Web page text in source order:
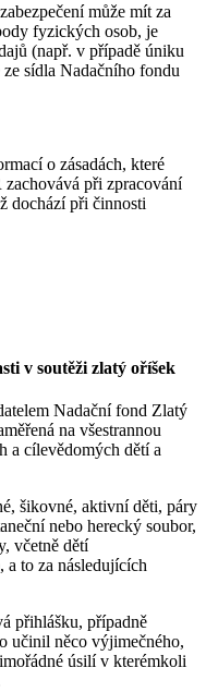
může mít za
fyzických osob, je
(např. v případě úniku
sídla Nadačního fondu
o zásadách, které
při zpracování
dochází při činnosti
v soutěži zlatý oříšek
Nadační fond Zlatý
na všestrannou
a cílevědomých dětí a
šikovné, aktivní děti, páry
nebo herecký soubor,
včetně dětí
a to za následujících
přihlášku, případně
učinil něco výjimečného,
úsilí v kterémkoli